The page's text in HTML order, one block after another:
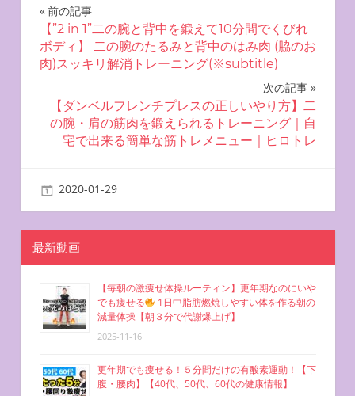
投
稿
ナ
ビ
シ
ョ
ン
前の記事
【”2 in 1”二の腕と背中を鍛えて10分間でくびれ
ボディ】 二の腕のたるみと背中のはみ肉 (脇のお
肉)スッキリ解消トレーニング(※subtitle)
次の記事
【ダンベルフレンチプレスの正しいやり方】二
の腕・肩の筋肉を鍛えられるトレーニング｜自
宅で出来る簡単な筋トレメニュー｜ヒロトレ
2020-01-29
最新動画
【毎朝の激痩せ体操ルーティン】更年期なのにいや
でも痩せる
1日中脂肪燃焼しやすい体を作る朝の
減量体操【朝３分で代謝爆上げ】
2025-11-16
更年期でも痩せる！５分間だけの有酸素運動！【下
腹・腰肉】【40代、50代、60代の健康情報】